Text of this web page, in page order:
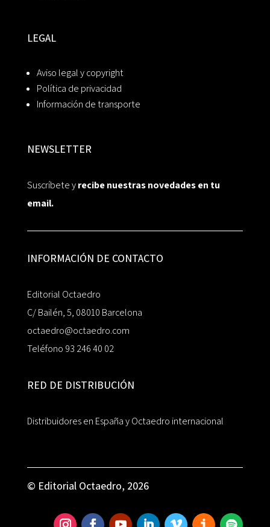
LEGAL
Aviso legal y copyright
Política de privacidad
Información de transporte
NEWSLETTER
Suscríbete yrecibe nuestras novedades en tu
email.
INFORMACIÓN DE CONTACTO
Editorial Octaedro
C/ Bailén, 5, 08010 Barcelona
octaedro@octaedro.com
Teléfono 93 246 40 02
RED DE DISTRIBUCIÓN
Distribuidores en España y Octaedro internacional
© Editorial Octaedro, 2026